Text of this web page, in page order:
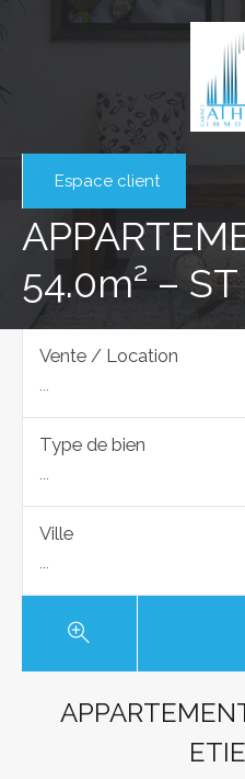
Espace client
54.0m² –
Vente / Location
...
Type de bien
...
Ville
...